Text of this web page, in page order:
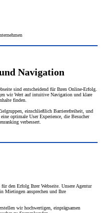
Navigation
sind entscheidend für Ihren Online-Erfolg.
wir Wert auf intuitive Navigation und klare
finden.
einschließlich Barrierefreiheit, und
optimale User Experience, die Besucher
verbessert.
den Erfolg Ihrer Webseite. Unsere Agentur
Mietingen ansprechen und Ihre
wir hochwertigen, einprägsamen